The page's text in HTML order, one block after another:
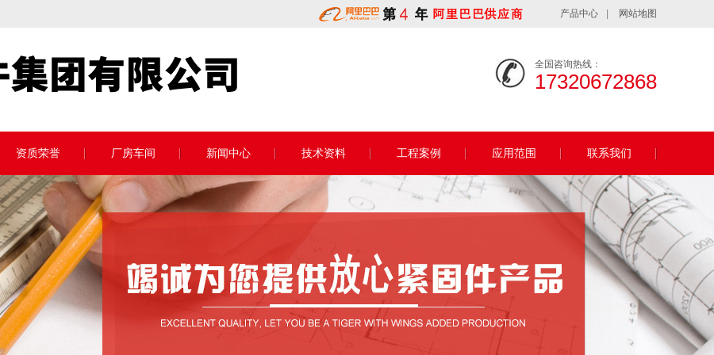
产品中心 网站地图
全国咨询热线：
17320672868
资质荣誉 厂房车间 新闻中心 技术资料 工程案例 应用范围 联系我们